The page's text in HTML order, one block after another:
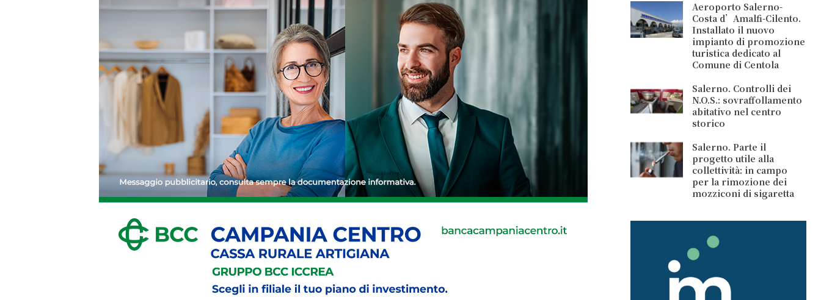
Aeroporto Salerno-
Costa d’Amalfi-Cilento.
Installato il nuovo
impianto di promozione
turistica dedicato al
Comune di Centola
Salerno. Controlli dei
N.O.S.: sovraffollamento
abitativo nel centro
storico
Salerno. Parte il
progetto utile alla
collettività: in campo
per la rimozione dei
mozziconi di sigaretta